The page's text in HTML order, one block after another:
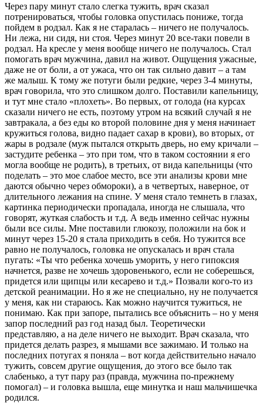
Через пару минут стало слегка тужить, врач сказал
потренироваться, чтобы головка опустилась пониже, тогда
пойдем в родзал. Как я не старалась – ничего не получалось.
Ни лежа, ни сидя, ни стоя. Через минут 20 все-таки повели в
родзал. На кресле у меня вообще ничего не получалось. Стал
помогать врач мужчина, давил на живот. Ощущения ужасные,
даже не от боли, а от ужаса, что он так сильно давит – а там
же малыш. К тому же потуги были редкие, через 3-4 минуты,
врач говорила, что это слишком долго. Поставили капельницу,
и тут мне стало «плохеть». Во первых, от голода (на курсах
сказали ничего не есть, поэтому утром на всякий случай я не
завтракала, а без еды ко второй половине дня у меня начинает
кружиться голова, видно падает сахар в крови), во вторых, от
жары в родзале (муж пытался открыть дверь, но ему кричали –
застудите ребенка – это при том, что в таком состоянии я его
могла вообще не родить), в третьих, от вида капельницы (что
поделать – это мое слабое место, все эти анализы крови мне
даются обычно через обмороки), а в четвертых, наверное, от
длительного лежания на спине. У меня стало темнеть в глазах,
картинка периодически пропадала, иногда не слышала, что
говорят, жуткая слабость и т.д. А ведь именно сейчас нужны
были все силы. Мне поставили глюкозу, положили на бок и
минут через 15-20 я стала приходить в себя. Но тужится все
равно не получалось, головка не опускалась и врач стала
пугать: «Ты что ребенка хочешь уморить, у него гипоксия
начнется, разве не хочешь здоровенького, если не соберешься,
придется или щипцы или кесарево и т.д.» Позвали кого-то из
детской реанимации. Но я же не специально, ну не получается
у меня, как ни стараюсь. Как можно научится тужиться, не
понимаю. Как при запоре, пытались все объяснить – но у меня
запор последний раз год назад был. Теоретически
представляю, а на деле ничего не выходит. Врач сказала, что
придется делать разрез, я мышами все зажимаю. И только на
последних потугах я поняла – вот когда действительно начало
тужить, совсем другие ощущения, до этого все было так
слабенько, а тут пару раз (правда, мужчина по-прежнему
помогал) – и головка вышла, еще минутка и наш мальчишечка
родился.